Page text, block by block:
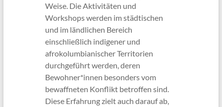
Weise. Die Aktivitäten und
Workshops werden im städtischen
und im ländlichen Bereich
einschließlich indigener und
afrokolumbianischer Territorien
durchgeführt werden, deren
Bewohner*innen besonders vom
bewaffneten Konflikt betroffen sind.
Diese Erfahrung zielt auch darauf ab,